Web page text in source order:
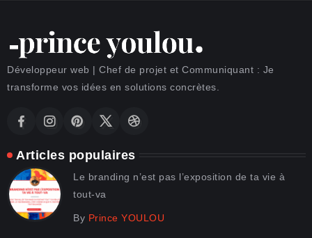
Développeur web | Chef de projet et Communiquant : Je
transforme vos idées en solutions concrètes.
Articles populaires
Le branding n’est pas l’exposition de ta vie à
tout-va
By Prince YOULOU